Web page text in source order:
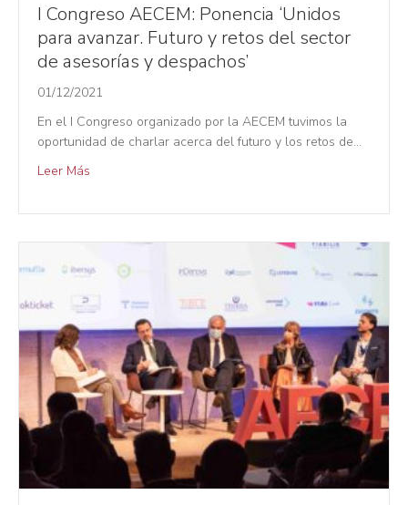
I Congreso AECEM: Ponencia ‘Unidos
para avanzar. Futuro y retos del sector
de asesorías y despachos’
01/12/2021
En el I Congreso organizado por la AECEM tuvimos la
oportunidad de charlar acerca del futuro y los retos de…
Leer Más